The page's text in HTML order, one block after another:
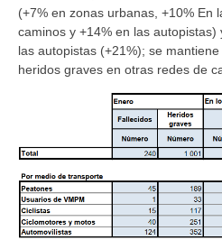
(+7% en zonas urbanas, +10% En
caminos y +14% en las
las autopistas (+21%); se
heridos graves en otras redes de